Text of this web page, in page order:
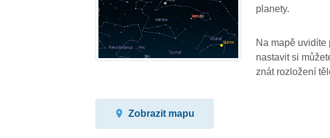
planety.
Na mapě
nastavit si
znát rozložení
Zobrazit mapu